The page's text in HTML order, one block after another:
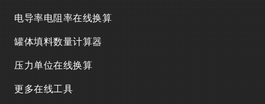
电导率电阻率在线换算
罐体填料数量计算器
压力单位在线换算
更多在线工具